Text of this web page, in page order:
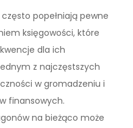
popełniają pewne
księgowości, które
dla ich
z najczęstszych
w gromadzeniu i
finansowych.
na bieżąco może